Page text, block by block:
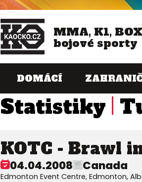
MMA, K1, BOX
bojové sporty
DOMÁCÍ
Statistiky
KOTC - Brawl
04.04.2008 Canada
Edmonton Event Centre, Edmonton,